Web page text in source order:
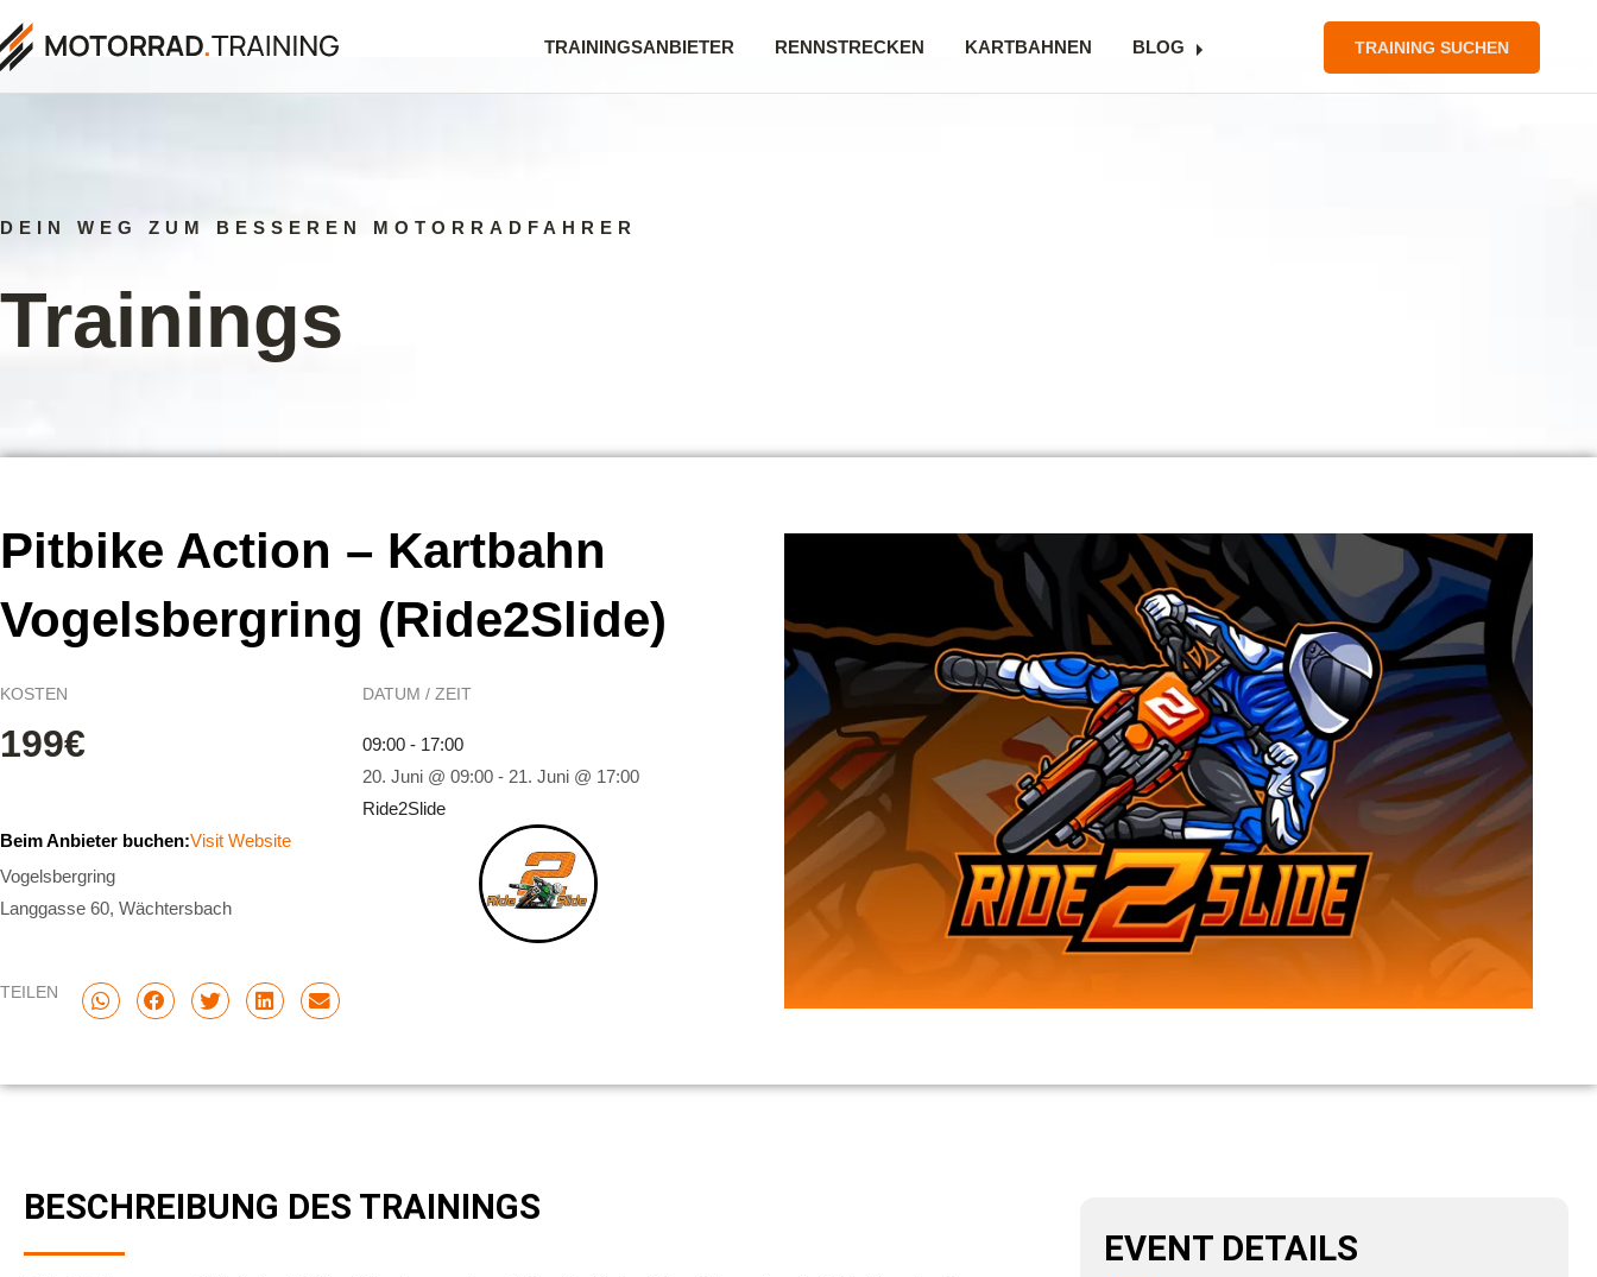
TRAININGSANBIETER RENNSTRECKEN KARTBAHNEN BLOG TRAINING SUCHEN
DEIN WEG ZUM BESSEREN MOTORRADFAHRER
Trainings
Pitbike Action – Kartbahn
Vogelsbergring (Ride2Slide)
KOSTEN
199€
DATUM / ZEIT
09:00 - 17:00
20. Juni @ 09:00 - 21. Juni @ 17:00
Ride2Slide
Beim Anbieter buchen:Visit Website
Vogelsbergring
Langgasse 60, Wächtersbach
TEILEN
BESCHREIBUNG DES TRAININGS
EVENT DETAILS